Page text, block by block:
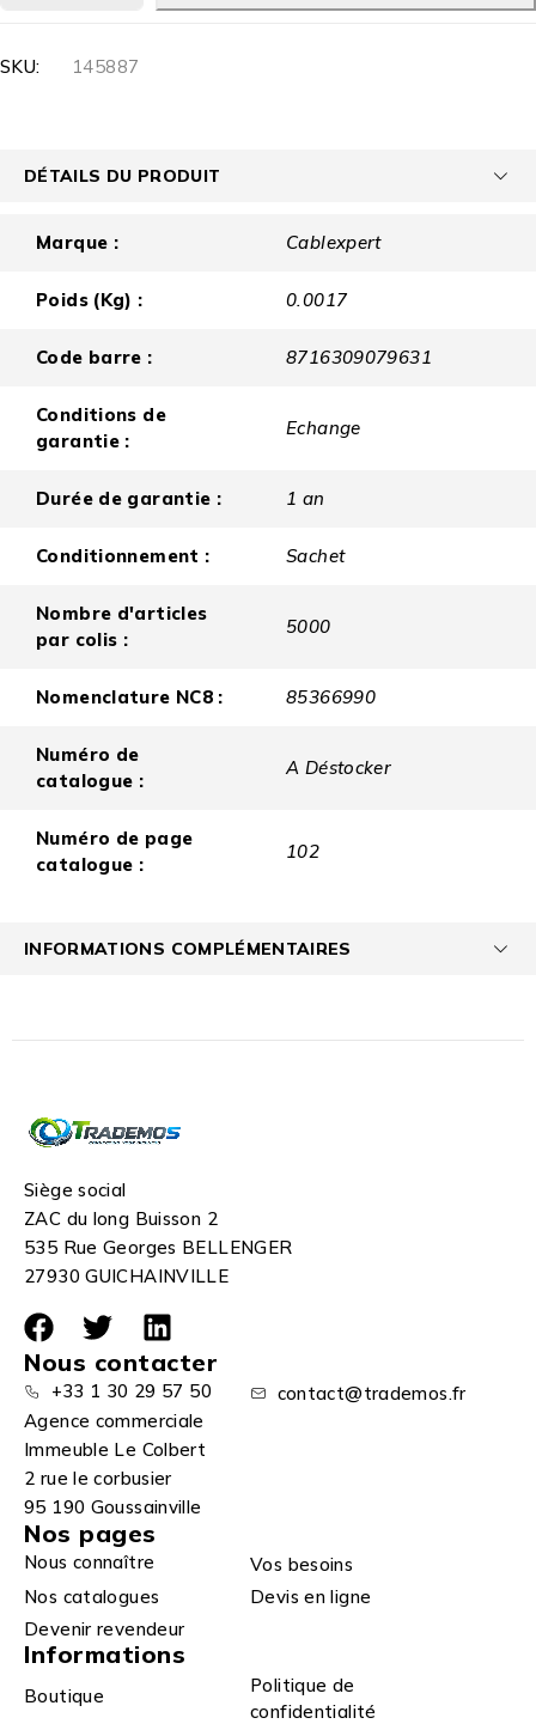
SKU: 145887
DÉTAILS DU PRODUIT
Marque : Cablexpert
Poids (Kg) : 0.0017
Code barre : 8716309079631
Conditions de
garantie :
Echange
Durée de garantie : 1 an
Conditionnement : Sachet
Nombre d'articles
par colis :
5000
Nomenclature NC8 : 85366990
Numéro de
catalogue :
A Déstocker
Numéro de page
catalogue :
102
INFORMATIONS COMPLÉMENTAIRES
Siège social
ZAC du long Buisson 2
535 Rue Georges BELLENGER
27930 GUICHAINVILLE
Nous contacter
+33 1 30 29 57 50
contact@trademos.fr
Agence commerciale
Immeuble Le Colbert
2 rue le corbusier
95 190 Goussainville
Nos pages
Nous connaître
Vos besoins
Nos catalogues
Devis en ligne
Devenir revendeur
Informations
Boutique
Politique de
confidentialité